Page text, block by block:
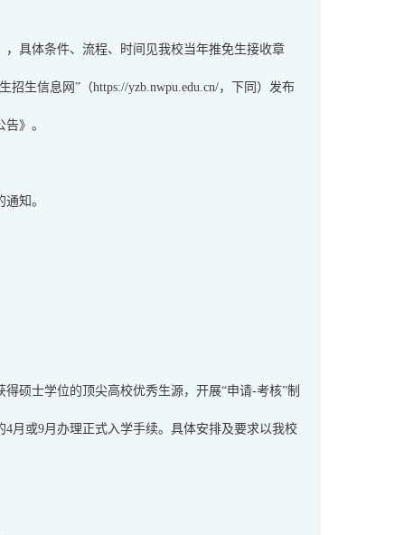
具体条件、流程、时间见我校当年推免生接收章
生信息网”（https://yzb.nwpu.edu.cn/，下同）发布
》。
知。
硕士学位的顶尖高校优秀生源，开展“申请-考核”制
月或9月办理正式入学手续。具体安排及要求以我校